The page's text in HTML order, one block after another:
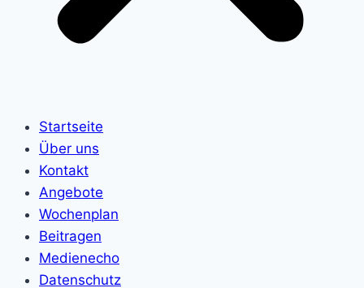
Startseite
Über uns
Kontakt
Angebote
Wochenplan
Beitragen
Medienecho
Datenschutz